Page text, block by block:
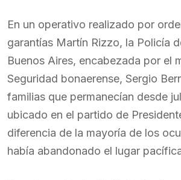
En un operativo realizado por
garantías Martín Rizzo, la Policía
Buenos Aires, encabezada por el
Seguridad bonaerense, Sergio
familias que permanecían desde
ubicado en el partido de
diferencia de la mayoría de los
había abandonado el lugar